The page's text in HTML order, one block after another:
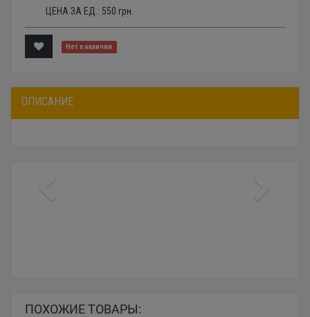
ЦЕНА ЗА ЕД.: 550 грн.
Нет в наличии
ОПИСАНИЕ
ПОХОЖИЕ ТОВАРЫ: